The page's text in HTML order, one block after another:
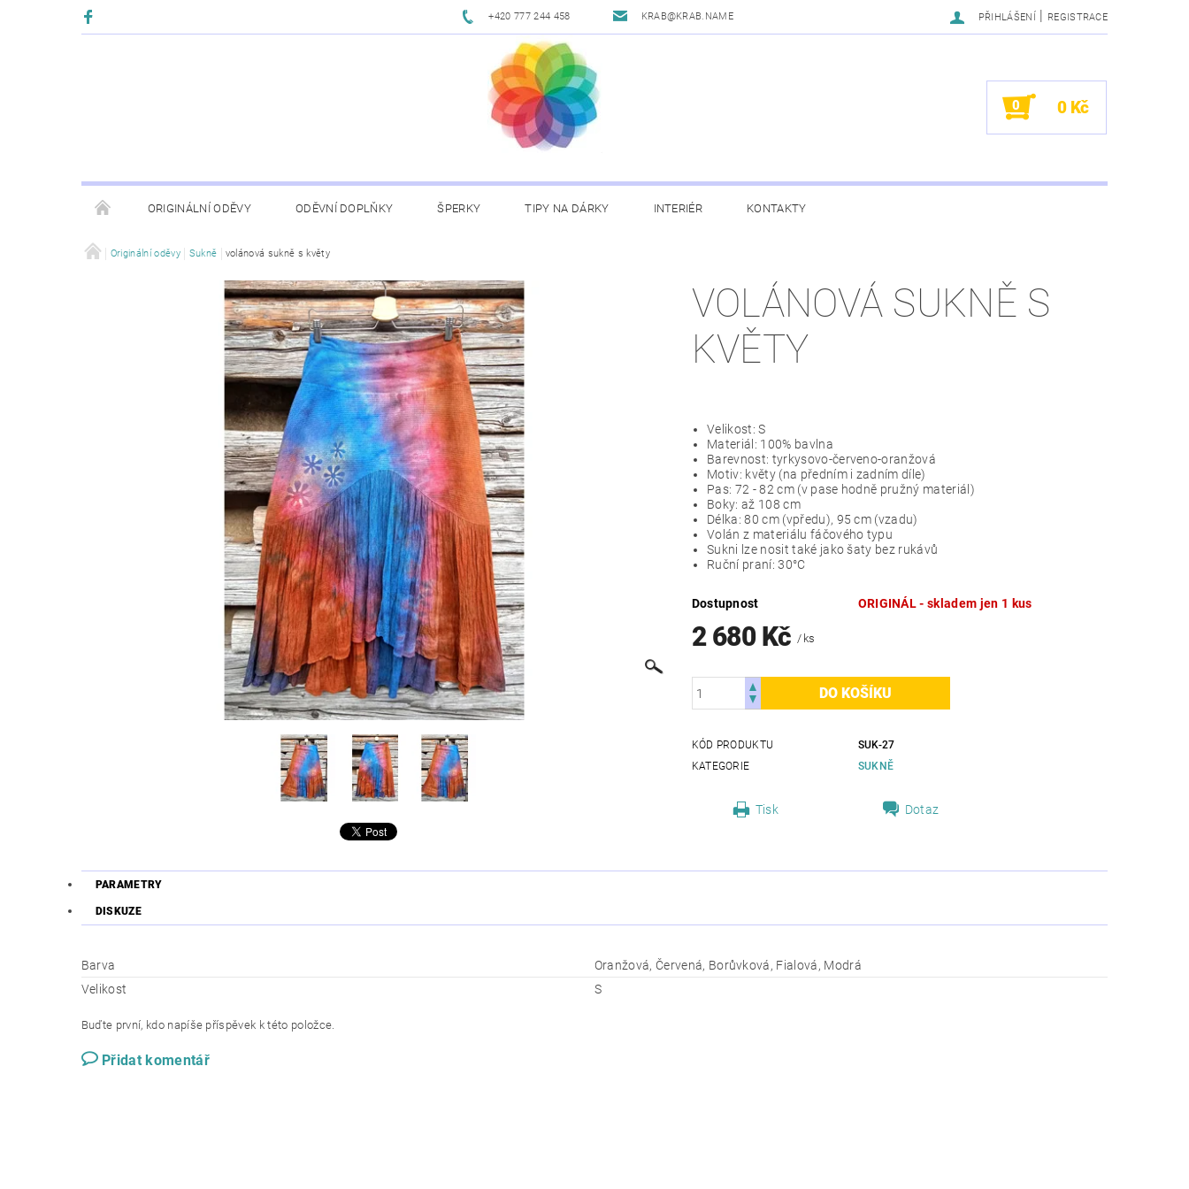
+420 777 244 458 KRAB@KRAB.NAME PŘIHLÁŠENÍ | REGISTRACE
0 0 Kč
ORIGINÁLNÍ ODĚVY ODĚVNÍ DOPLŇKY ŠPERKY TIPY NA DÁRKY INTERIÉR KONTAKTY
Originální oděvy Sukně volánová sukně s květy
VOLÁNOVÁ SUKNĚ S
KVĚTY
Velikost: S
Materiál: 100% bavlna
Barevnost: tyrkysovo-červeno-oranžová
Motiv: květy (na předním i zadním díle)
Pas: 72 - 82 cm (v pase hodně pružný materiál)
Boky: až 108 cm
Délka: 80 cm (vpředu), 95 cm (vzadu)
Volán z materiálu fáčového typu
Sukni lze nosit také jako šaty bez rukávů
Ruční praní: 30°C
Dostupnost ORIGINÁL - skladem jen 1 kus
2 680 Kč/ ks
KÓD PRODUKTU
SUK-27
KATEGORIE
SUKNĚ
Tisk Dotaz
PARAMETRY
DISKUZE
Barva
Oranžová, Červená, Borůvková, Fialová, Modrá
Velikost
S
Buďte první, kdo napíše příspěvek k této položce.
Přidat komentář